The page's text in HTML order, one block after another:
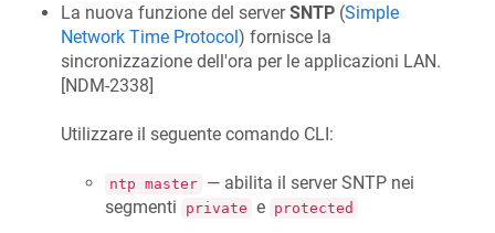
La nuova funzione del serverSNTP (Simple
Network Time Protocol) fornisce la
sincronizzazione dell'ora per le applicazioni LAN.
[NDM-2338]
Utilizzare il seguente comando CLI:
ntp master — abilita il server SNTP nei
segmenti
private e protected